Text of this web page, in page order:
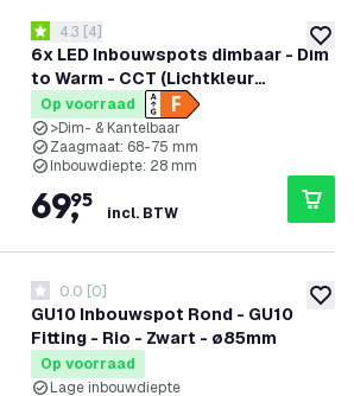
6x LED Inbouwspots dimbaar - Dim
to Warm - CCT (Lichtkleur
instelbaar) - 5W/7W - IP65 - Zwart -
Kantelbaar - Aluminium - 5 jaar
garantie
reviews drawer openen
4.3 score sterren
4.3 [4]
Op voorraad
>Dim- & Kantelbaar
Zaagmaat: 68-75 mm
Inbouwdiepte: 28 mm
69,
95
incl. BTW
GU10 Inbouwspot Rond - GU10
Fitting - Rio - Zwart - ø85mm
0 score sterren
0.0 [0]
Op voorraad
Lage inbouwdiepte